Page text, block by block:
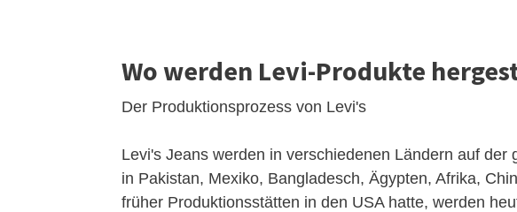
Wo werden Levi-Produkte
Der Produktionsprozess von Levi's
Levi's Jeans werden in verschiedenen Ländern auf
in Pakistan, Mexiko, Bangladesch, Ägypten, Afrika,
früher Produktionsstätten in den USA hatte, werden